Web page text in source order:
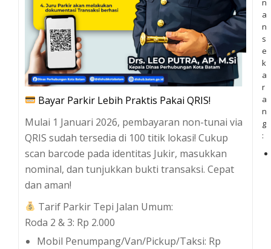
Bayar Parkir Lebih Praktis Pakai QRIS!
Mulai 1 Januari 2026, pembayaran non-tunai via
QRIS sudah tersedia di 100 titik lokasi! Cukup
scan barcode pada identitas Jukir, masukkan
nominal, dan tunjukkan bukti transaksi. Cepat
dan aman!
Tarif Parkir Tepi Jalan Umum:
Roda 2 & 3: Rp 2.000
Mobil Penumpang/Van/Pickup/Taksi: Rp
n
a
n
s
e
k
a
r
a
n
g
: